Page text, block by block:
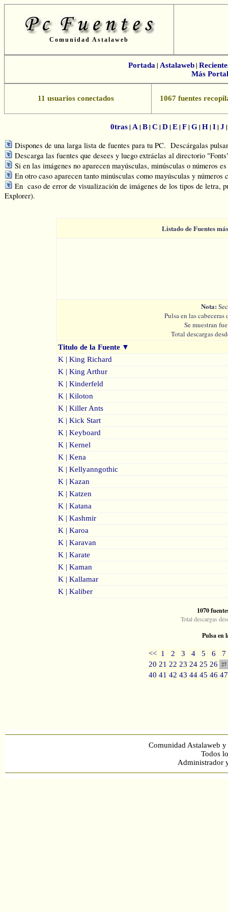
Comunidad Astalaweb
Portada| Astalaweb|
Más
11 usuarios conectados 1067 fuentes
0tras| A | B| C | D | E| F| G| H| I| J
Dispones de una larga lista de fuentes para tu PC. Descárgalas
Descarga las fuentes que desees y luego extráelas al directorio
Si en las imágenes no aparecen mayúsculas, minúsculas o números
En otro caso aparecen tanto minúsculas como mayúsculas y números
En caso de error de visualización de imágenes de los tipos de letra,
Explorer).
Listado de Fuentes
Nota:
Pulsa en las
Se muestran
Total descargas
Titulo de la Fuente ▼
K | King Richard
K | King Arthur
K | Kinderfeld
K | Kiloton
K | Killer Ants
K | Kick Start
K | Keyboard
K | Kernel
K | Kena
K | Kellyanngothic
K | Kazan
K | Katzen
K | Katana
K | Kashmir
K | Karoa
K | Karavan
K | Karate
K | Kaman
K | Kallamar
K | Kaliber
1070
Total descargas
Pulsa en
<< 1 2 3 4 5 6
7
20 21 22 23 24 25 26 27
40 41 42 43 44 45 46 47
Comunidad Astalaweb
Todos
Administrador